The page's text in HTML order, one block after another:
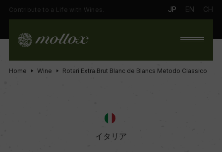
Contribute to a Life with Wines. JP EN CH
Home Wine Rotari Extra Brut Blanc de Blancs Metodo Classico
イタリア